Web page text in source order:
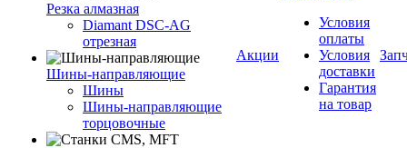
Резка алмазная
Diamant DSC-AG
отрезная
Шины-направляющие
Шины
Шины-направляющие
торцовочные
Акции
Условия
оплаты
Условия
доставки
Гарантия
на товар